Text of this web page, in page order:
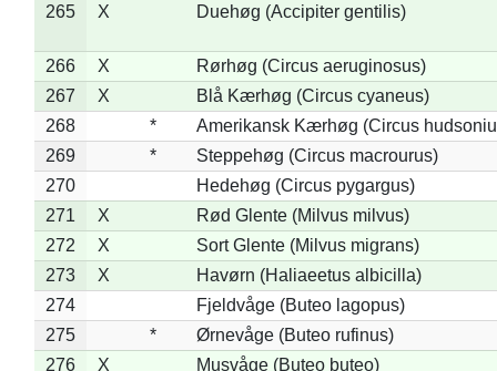
265
X Duehøg (Accipiter gentilis)
266 X
Rørhøg (Circus aeruginosus)
267
X
Blå Kærhøg (Circus cyaneus)
268
*
Amerikansk Kærhøg (Circus
269
*
Steppehøg (Circus macrourus)
270
Hedehøg (Circus pygargus)
271
X
Rød Glente (Milvus milvus)
272
X
Sort Glente (Milvus migrans)
273
X
Havørn (Haliaeetus albicilla)
274
Fjeldvåge (Buteo lagopus)
275
*
Ørnevåge (Buteo rufinus)
276
X
Musvåge (Buteo buteo)